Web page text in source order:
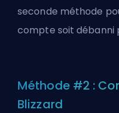
seconde méthode
compte soit débanni
Méthode #2 :
Blizzard